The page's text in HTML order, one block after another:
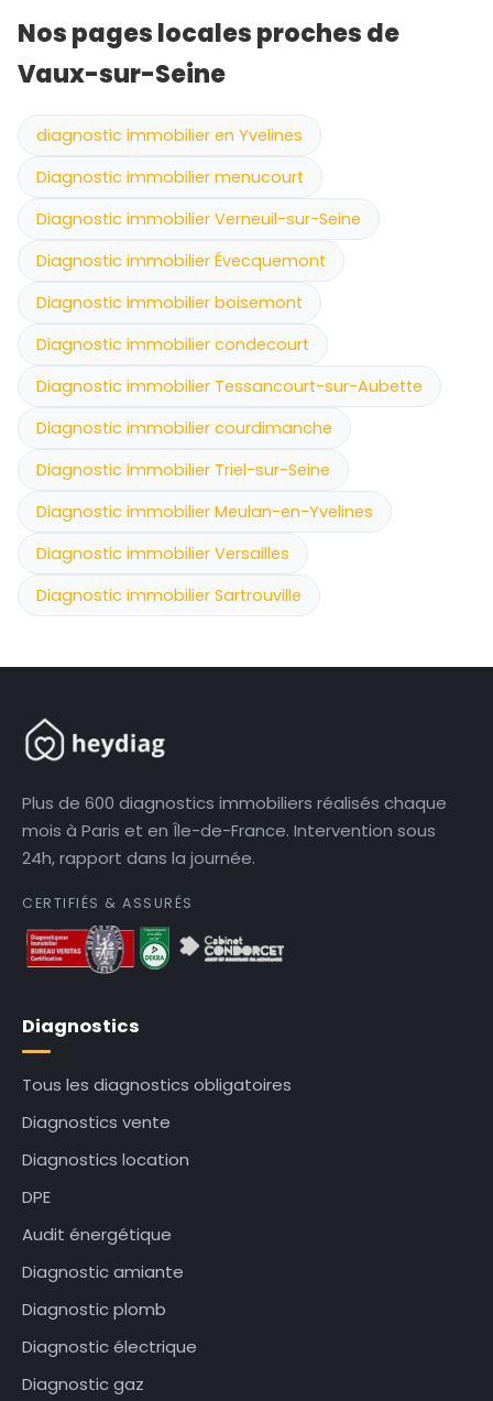
Nos pages locales proches de
Vaux-sur-Seine
diagnostic immobilier en Yvelines
Diagnostic immobilier menucourt
Diagnostic immobilier Verneuil-sur-Seine
Diagnostic immobilier Évecquemont
Diagnostic immobilier boisemont
Diagnostic immobilier condecourt
Diagnostic immobilier Tessancourt-sur-Aubette
Diagnostic immobilier courdimanche
Diagnostic immobilier Triel-sur-Seine
Diagnostic immobilier Meulan-en-Yvelines
Diagnostic immobilier Versailles
Diagnostic immobilier Sartrouville
Plus de 600 diagnostics immobiliers réalisés chaque
mois à Paris et en Île-de-France. Intervention sous
24h, rapport dans la journée.
CERTIFIÉS & ASSURÉS
Diagnostics
Tous les diagnostics obligatoires
Diagnostics vente
Diagnostics location
DPE
Audit énergétique
Diagnostic amiante
Diagnostic plomb
Diagnostic électrique
Diagnostic gaz